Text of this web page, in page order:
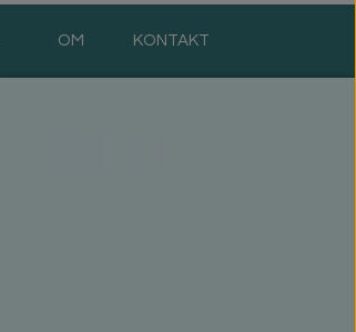
OM KONTAKT